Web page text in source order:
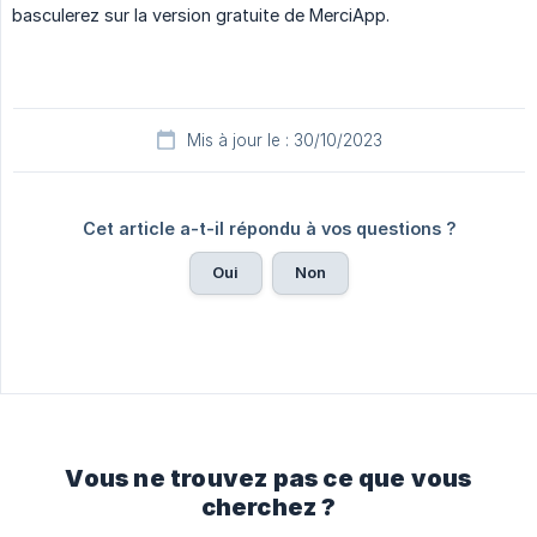
basculerez sur la version gratuite de MerciApp.
Mis à jour le : 30/10/2023
Cet article a-t-il répondu à vos questions ?
Oui Non
Vous ne trouvez pas ce que vous
cherchez ?